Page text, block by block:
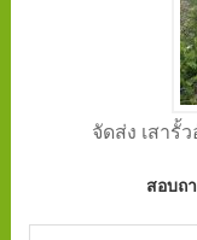
จัดส่ง เสารั้
สอบถ